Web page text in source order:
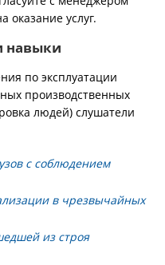
оказание услуг.
навыки
по эксплуатации
производственных
людей) слушатели
с соблюдением
в чрезвычайных
из строя